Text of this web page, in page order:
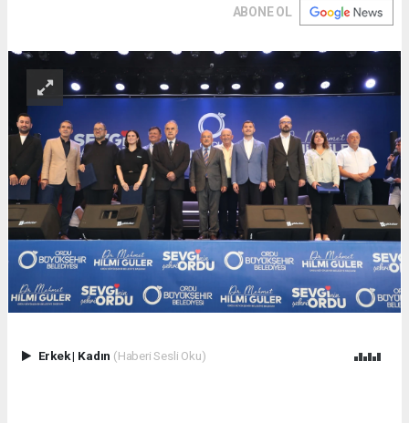
ABONE OL
Erkek| Kadın (Haberi Sesli Oku)